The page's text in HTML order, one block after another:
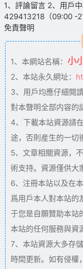
1、評論留言 2、用戶
429413218（09:00 -
免責聲明
1、本網站名稱： 小
2、本站永久網址：
3、用戶均應仔細閱
對本聲明全部内容的
4、下載本站資源請
途，否則産生的一切
5、文章相關資源，
術支持。資源僅供大
6、注冊本站以及在
爲用戶本人對本站的
于您是自願贊助本站
本站的任何服務與資
7、本站資源大多存
時間更新。如有侵權